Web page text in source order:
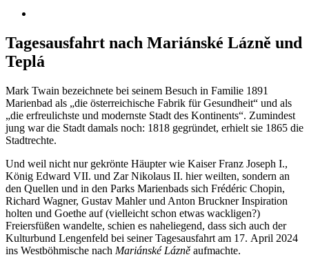
Tagesausfahrt nach Mariánské Lázně und
Teplá
Mark Twain bezeichnete bei seinem Besuch in Familie 1891
Marienbad als „die österreichische Fabrik für Gesundheit“ und als
„die erfreulichste und modernste Stadt des Kontinents“. Zumindest
jung war die Stadt damals noch: 1818 gegründet, erhielt sie 1865 die
Stadtrechte.
Und weil nicht nur gekrönte Häupter wie Kaiser Franz Joseph I.,
König Edward VII. und Zar Nikolaus II. hier weilten, sondern an
den Quellen und in den Parks Marienbads sich Frédéric Chopin,
Richard Wagner, Gustav Mahler und Anton Bruckner Inspiration
holten und Goethe auf (vielleicht schon etwas wackligen?)
Freiersfüßen wandelte, schien es naheliegend, dass sich auch der
Kulturbund Lengenfeld bei seiner Tagesausfahrt am 17. April 2024
ins Westböhmische nach Mariánské Lázně aufmachte.